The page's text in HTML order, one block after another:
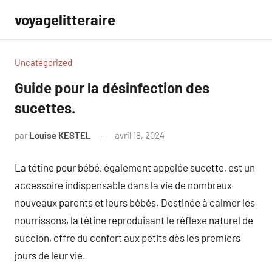
contenu
voyagelitteraire
Uncategorized
Guide pour la désinfection des
sucettes.
par Louise KESTEL avril 18, 2024
La tétine pour bébé, également appelée sucette, est un
accessoire indispensable dans la vie de nombreux
nouveaux parents et leurs bébés. Destinée à calmer les
nourrissons, la tétine reproduisant le réflexe naturel de
succion, offre du confort aux petits dès les premiers
jours de leur vie.